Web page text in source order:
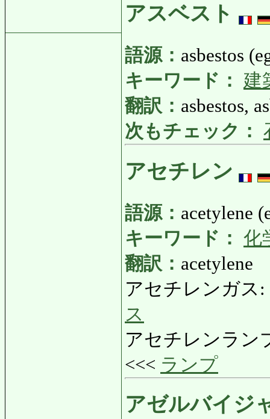
アスベスト
語源： asbestos
キーワード：
建
翻訳： asbestos,
次もチェック：
アセチレン
語源： acetylene
キーワード： 化
翻訳： acetylene
アセチレンガス:
ス
アセチレンラン
<<< ランプ
アゼルバイジ